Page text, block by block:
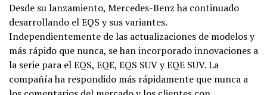
Desde su lanzamiento, Mercedes-Benz ha continuado
desarrollando el EQS y sus variantes.
Independientemente de las actualizaciones de modelos y
más rápido que nunca, se han incorporado innovaciones a
la serie para el EQS, EQE, EQS SUV y EQE SUV. La
compañía ha respondido más rápidamente que nunca a